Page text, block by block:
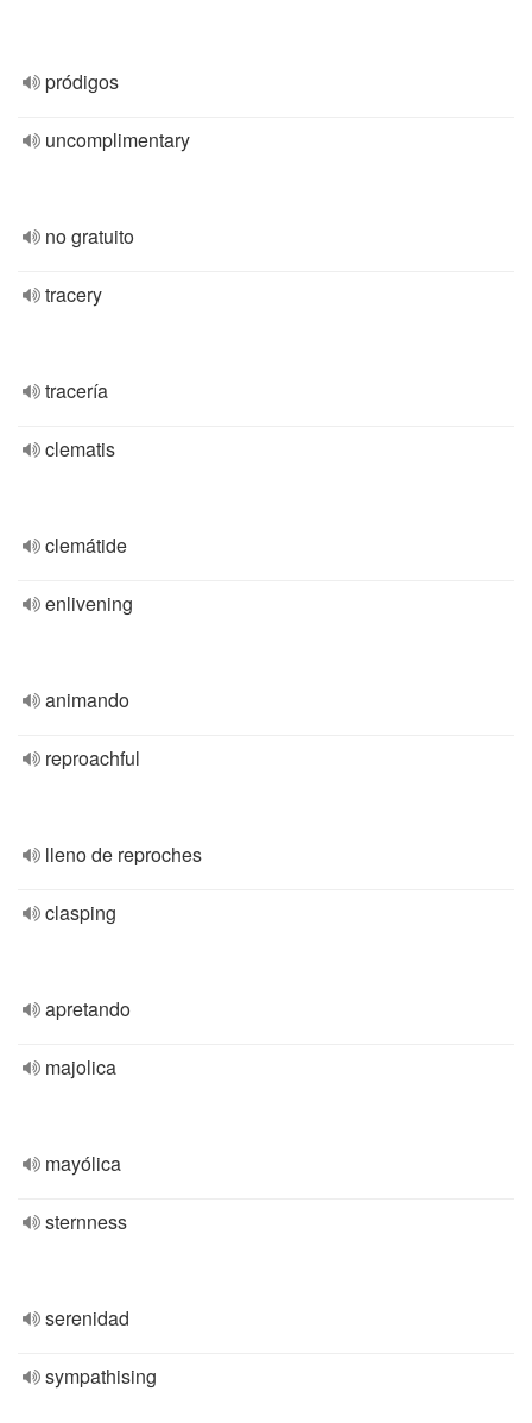
pródigos
uncomplimentary
no gratuito
tracery
tracería
clematis
clemátide
enlivening
animando
reproachful
lleno de reproches
clasping
apretando
majolica
mayólica
sternness
serenidad
sympathising